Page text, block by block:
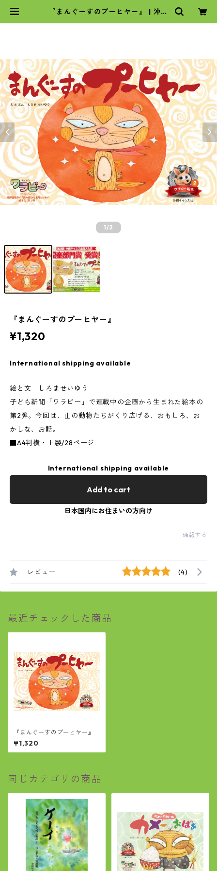
『まんぐーすのプーヒヤー』 | 沖縄
1/2
『まんぐーすのプーヒヤー』
¥1,320
International shipping available
絵と文 しろませいゆう
子ども新聞「ワラビー」で連載中の企画から生まれた絵本の
第2弾。今回は、山の動物たちがくり広げる、おもしろ、お
かしな、お話。
■A4判横・上製/28ページ
International shipping available
Add to cart
日本国内にお住まいの方向け
通報する
レビュー (4)
最近チェックした商品
『まんぐーすのプーヒヤー』
¥1,320
同じカテゴリの商品